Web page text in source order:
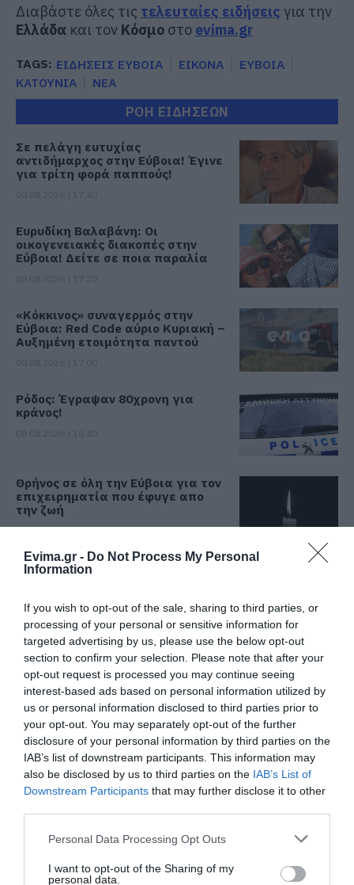
Evima.gr - Do Not Process My Personal
Information
If you wish to opt-out of the sale, sharing to third parties, or
processing of your personal or sensitive information for
targeted advertising by us, please use the below opt-out
section to confirm your selection. Please note that after your
opt-out request is processed you may continue seeing
interest-based ads based on personal information utilized by
us or personal information disclosed to third parties prior to
your opt-out. You may separately opt-out of the further
disclosure of your personal information by third parties on the
IAB’s list of downstream participants. This information may
also be disclosed by us to third parties on the IAB’s List of
Downstream Participants that may further disclose it to other
Please note that this website/app uses one or more Google
not limited to your visit or usage behaviour. You may click to
Personal Data Processing Opt Outs
I want to opt-out of the Sharing of my
personal data.
Διαβάστε όλες τις τελευταίες ειδήσεις για την
Ελλάδα και τον Κόσμο στο evima.gr
TAGS: ΕΙΔΗΣΕΙΣ ΕΥΒΟΙΑ ΕΙΚΟΝΑ
ΕΥΒΟΙΑ
ΚΑΤΟΥΝΙΑ
ΝΕΑ
ΡΟΗ ΕΙΔΗΣΕΩΝ
Σε πελάγη ευτυχίας
αντιδήμαρχος στην Εύβοια! Έγινε
για τρίτη φορά παππούς!
Ευρυδίκη Βαλαβάνη: Οι
οικογενειακές διακοπές στην
Εύβοια! Δείτε σε ποια παραλία
«Κόκκινος» συναγερμός στην
Εύβοια: Red Code αύριο Κυριακή –
Αυξημένη ετοιμότητα παντού
Ρόδος: Έγραψαν 80χρονη για
κράνος!
Θρήνος σε όλη την Εύβοια για τον
επιχειρηματία που έφυγε απο
την ζωή
08.08.2026 | 16:20
Πάτρα: Θρήνος για μωράκι μόλις 8
08.08.2026 | 16:00
Αρχίζουν τα έργα για το νέο
κλειστό γυμναστήριο στην Εύβοια
08.08.2026 | 15:40
Φωτιά στη Βοιωτία: Έκτακτα
μέτρα στήριξης για την εστίαση
ζητά η ΠΣτΕ
Μεγάλη προσοχή στην Εύβοια:
Σπείρα ανοίγει επιχειρήσεις
Όλες οι τελευταίες ειδήσεις
ΠΕΡΙΣΣΟΤΕΡΑ ΑΠΟ ΕΙΔΗΣΕΙΣ ΕΥΒΟΙΑ
αντιδήμαρχος στην
οικογενειακές